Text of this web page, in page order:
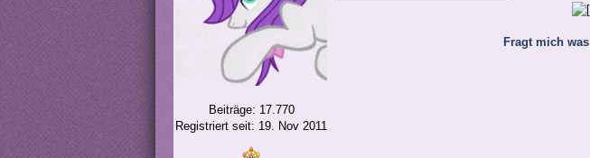
Beiträge: 17.770
Registriert seit: 19. Nov 2011
Fragt mich was